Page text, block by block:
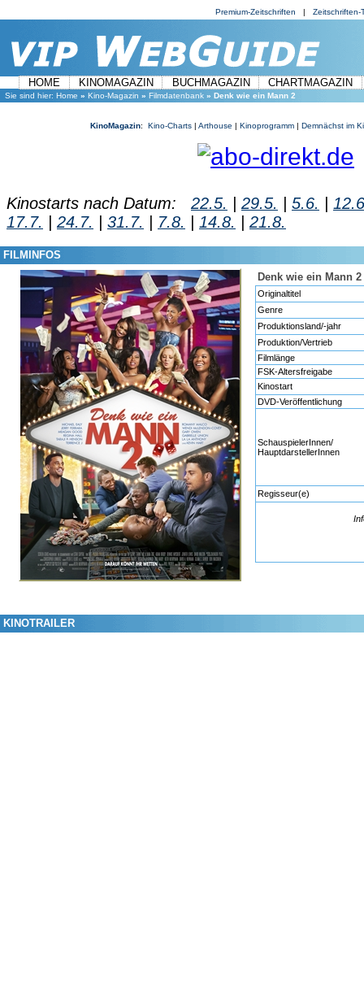
Premium-Zeitschriften | Zeitschriften-
HOME KINOMAGAZIN BUCHMAGAZIN CHARTMAGAZIN
Sie sind hier: Home » Kino-Magazin » Filmdatenbank » Denk wie ein Mann 2
KinoMagazin: Kino-Charts| Arthouse | Kinoprogramm| Demnächst im
Kinostarts nach Datum: 22.5. 29.5. 5.6.
17.7.
24.7. 31.7. 7.8. 14.8. 21.8.
FILMINFOS
Denk wie ein Mann 2
Originaltitel
Genre
Produktionsland/-jahr
Produktion/Vertrieb
Filmlänge
FSK-Altersfreigabe
Kinostart
DVD-Veröffentlichung
SchauspielerInnen/
HauptdarstellerInnen
Regisseur(e)
KINOTRAILER